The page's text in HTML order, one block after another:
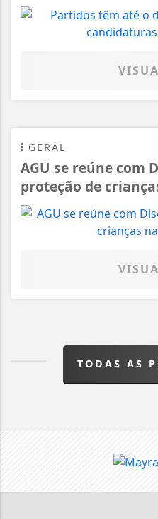
GERAL
AGU se reúne com
proteção de
TODAS AS